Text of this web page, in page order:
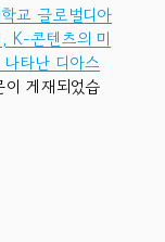
교 글로벌디아
K-콘텐츠의 미
타난 디아스
이 게재되었습